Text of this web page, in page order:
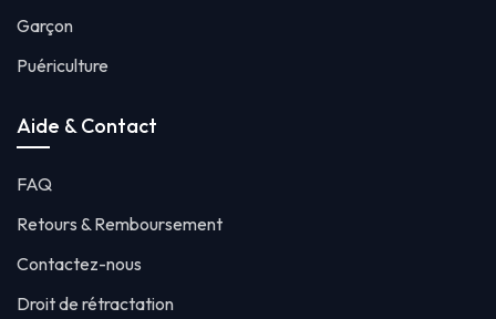
Garçon
Puériculture
Aide & Contact
FAQ
Retours & Remboursement
Contactez-nous
Droit de rétractation